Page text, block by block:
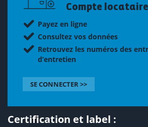
Compte locataire
Payez en ligne
Consultez vos données
Retrouvez les numéros des
d’entretien
SE CONNECTER >>
Certification et label :